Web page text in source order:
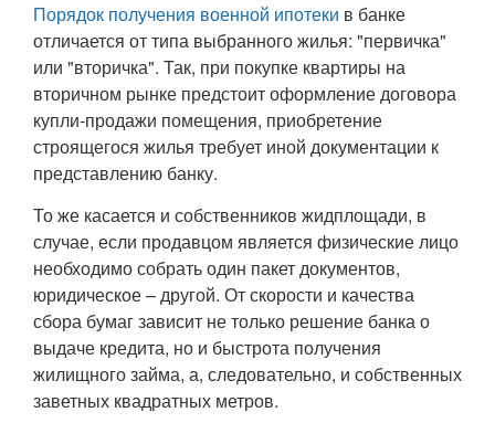
Порядок получения военной ипотеки в банке
отличается от типа выбранного жилья: "первичка"
или "вторичка". Так, при покупке квартиры на
вторичном рынке предстоит оформление договора
купли-продажи помещения, приобретение
строящегося жилья требует иной документации к
представлению банку.
То же касается и собственников жидплощади, в
случае, если продавцом является физические лицо
необходимо собрать один пакет документов,
юридическое – другой. От скорости и качества
сбора бумаг зависит не только решение банка о
выдаче кредита, но и быстрота получения
жилищного займа, а, следовательно, и собственных
заветных квадратных метров.